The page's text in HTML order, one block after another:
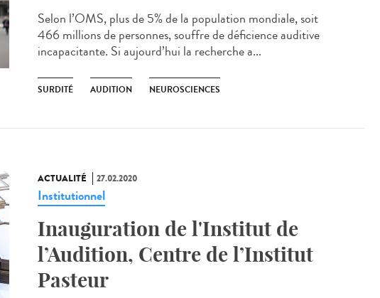
Selon l’OMS, plus de 5% de la population mondiale, soit
466 millions de personnes, souffre de déficience auditive
incapacitante. Si aujourd’hui la recherche a...
SURDITÉ AUDITION NEUROSCIENCES
ACTUALITÉ 27.02.2020
Institutionnel
Inauguration de l'Institut de
l’Audition, Centre de l’Institut
Pasteur